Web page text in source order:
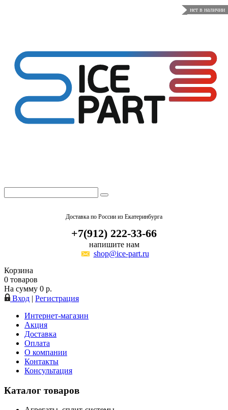
Доставка по России из Екатеринбурга
+7(912) 222-33-66
напишите нам
shop@ice-part.ru
Корзина
0 товаров
На сумму 0 р.
Вход | Регистрация
Интернет-магазин
Акция
Доставка
Оплата
О компании
Контакты
Консультация
Каталог товаров
нет в наличии